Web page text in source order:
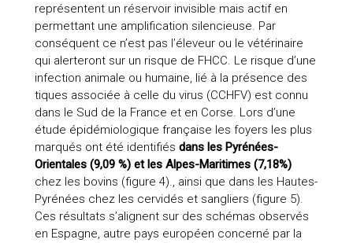
représentent un réservoir invisible mais actif en
permettant une amplification silencieuse. Par
conséquent ce n’est pas l’éleveur ou le vétérinaire
qui alerteront sur un risque de FHCC. Le risque d’une
infection animale ou humaine, lié à la présence des
tiques associée à celle du virus (CCHFV) est connu
dans le Sud de la France et en Corse. Lors d’une
étude épidémiologique française les foyers les plus
marqués ont été identifiés dans les Pyrénées-
Orientales (9,09 %) et les Alpes-Maritimes (7,18%)
chez les bovins (figure 4)., ainsi que dans les Hautes-
Pyrénées chez les cervidés et sangliers (figure 5).
Ces résultats s’alignent sur des schémas observés
en Espagne, autre pays européen concerné par la